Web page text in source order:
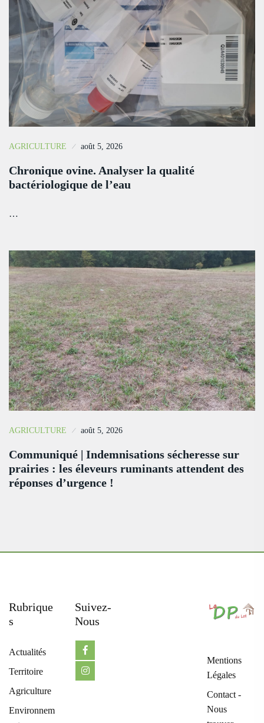
AGRICULTURE août 5, 2026
Chronique ovine. Analyser la qualité
bactériologique de l’eau
…
AGRICULTURE août 5, 2026
Communiqué | Indemnisations sécheresse sur
prairies : les éleveurs ruminants attendent des
réponses d’urgence !
Rubrique
S
Actualités
Territoire
Agriculture
Environnem
Suivez-
Nous
Mentions
Légales
Contact -
Nous